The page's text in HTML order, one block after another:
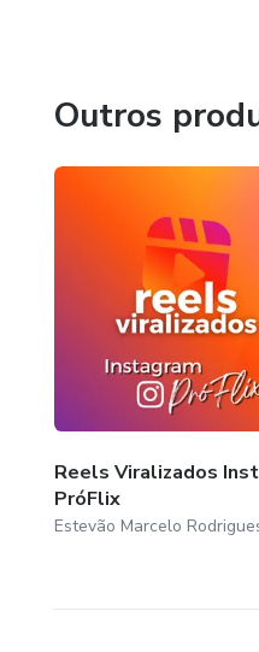
Outros
Reels Viralizados
PróFlix